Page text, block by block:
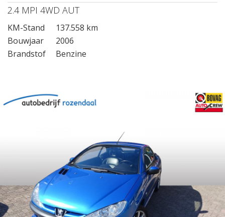
2.4 MPI 4WD AUT
KM-Stand
137.558 km
Bouwjaar
2006
Brandstof
Benzine